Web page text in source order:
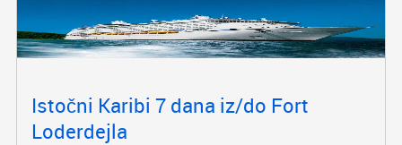
Istočni Karibi 7 dana iz/do Fort
Loderdejla